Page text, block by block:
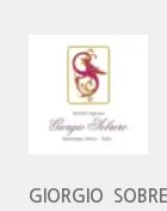
GIORGIO